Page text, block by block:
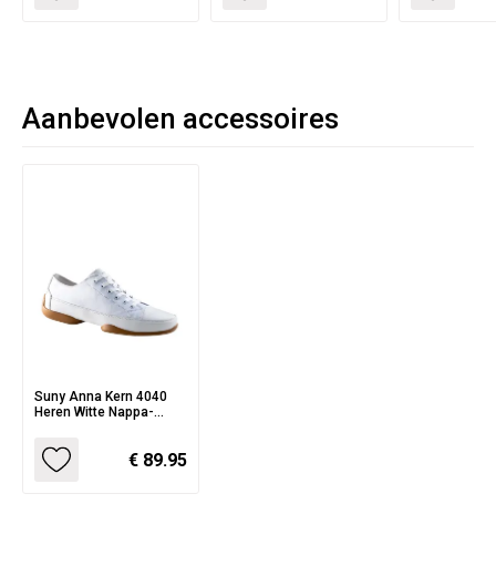
Aanbevolen accessoires
Suny Anna Kern 4040
Heren Witte Nappa-
met Splitzool
€ 89.95